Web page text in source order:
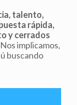
talento,
rápida,
y cerrados
implicamos,
buscando